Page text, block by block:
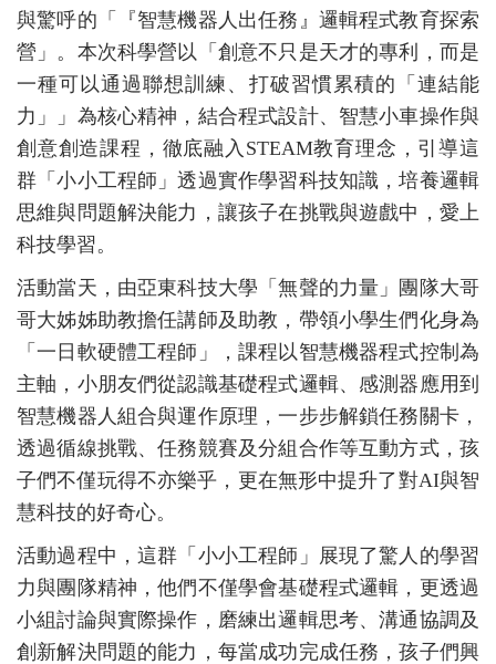
與驚呼的「『智慧機器人出任務』邏輯程式教育探索
營」。本次科學營以「創意不只是天才的專利，而是
一種可以通過聯想訓練、打破習慣累積的「連結能
力」」為核心精神，結合程式設計、智慧小車操作與
創意創造課程，徹底融入STEAM教育理念，引導這
群「小小工程師」透過實作學習科技知識，培養邏輯
思維與問題解決能力，讓孩子在挑戰與遊戲中，愛上
科技學習。
活動當天，由亞東科技大學「無聲的力量」團隊大哥
哥大姊姊助教擔任講師及助教，帶領小學生們化身為
「一日軟硬體工程師」，課程以智慧機器程式控制為
主軸，小朋友們從認識基礎程式邏輯、感測器應用到
智慧機器人組合與運作原理，一步步解鎖任務關卡，
透過循線挑戰、任務競賽及分組合作等互動方式，孩
子們不僅玩得不亦樂乎，更在無形中提升了對AI與智
慧科技的好奇心。
活動過程中，這群「小小工程師」展現了驚人的學習
力與團隊精神，他們不僅學會基礎程式邏輯，更透過
小組討論與實際操作，磨練出邏輯思考、溝通協調及
創新解決問題的能力，每當成功完成任務，孩子們興